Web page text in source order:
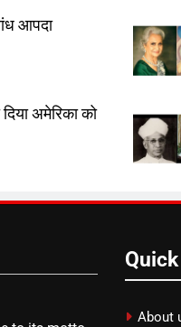
आपदा
अमेरिका को
About